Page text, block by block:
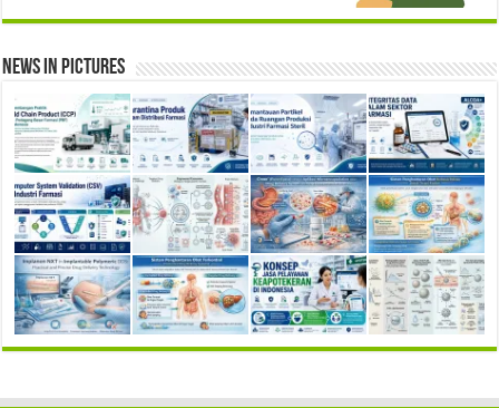
News in Pictures